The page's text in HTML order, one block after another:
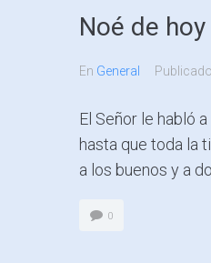
Noé de hoy
En General Publicado
El Señor le habló
hasta que toda la
a los buenos y a
0